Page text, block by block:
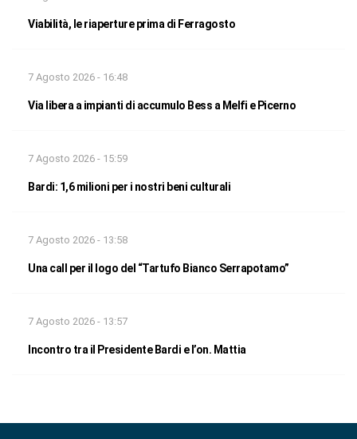
Viabilità, le riaperture prima di Ferragosto
7 Agosto 2026 - 16:48
Via libera a impianti di accumulo Bess a Melfi e Picerno
7 Agosto 2026 - 15:59
Bardi: 1,6 milioni per i nostri beni culturali
7 Agosto 2026 - 13:58
Una call per il logo del “Tartufo Bianco Serrapotamo”
7 Agosto 2026 - 13:57
Incontro tra il Presidente Bardi e l’on. Mattia